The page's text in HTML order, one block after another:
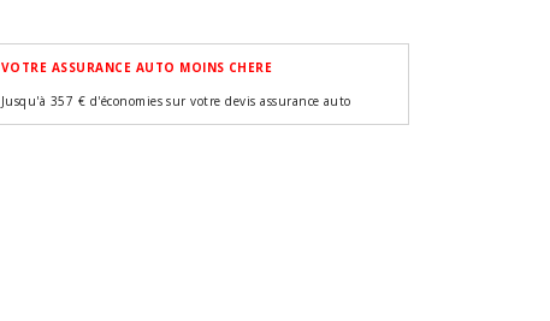
VOTRE ASSURANCE AUTO MOINS CHERE
Jusqu'à 357 € d'économies sur votre devis assurance auto